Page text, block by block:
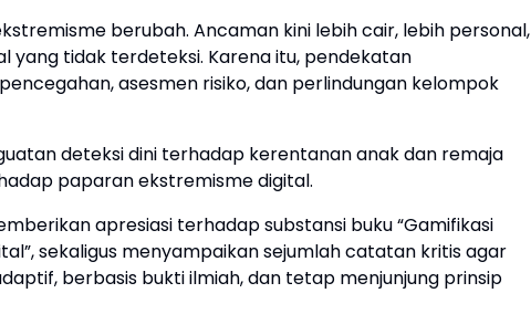
berubah. Ancaman kini lebih cair, lebih personal,
yang tidak terdeteksi. Karena itu, pendekatan
asesmen risiko, dan perlindungan kelompok
deteksi dini terhadap kerentanan anak dan remaja
paparan ekstremisme digital.
apresiasi terhadap substansi buku “Gamifikasi
sekaligus menyampaikan sejumlah catatan kritis agar
berbasis bukti ilmiah, dan tetap menjunjung prinsip